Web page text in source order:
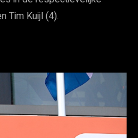
Tim Kuijl (4).